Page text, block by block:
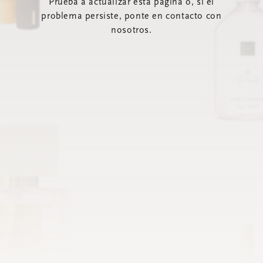
Prueba a actualizar esta página o, si el
problema persiste, ponte en contacto con
nosotros.